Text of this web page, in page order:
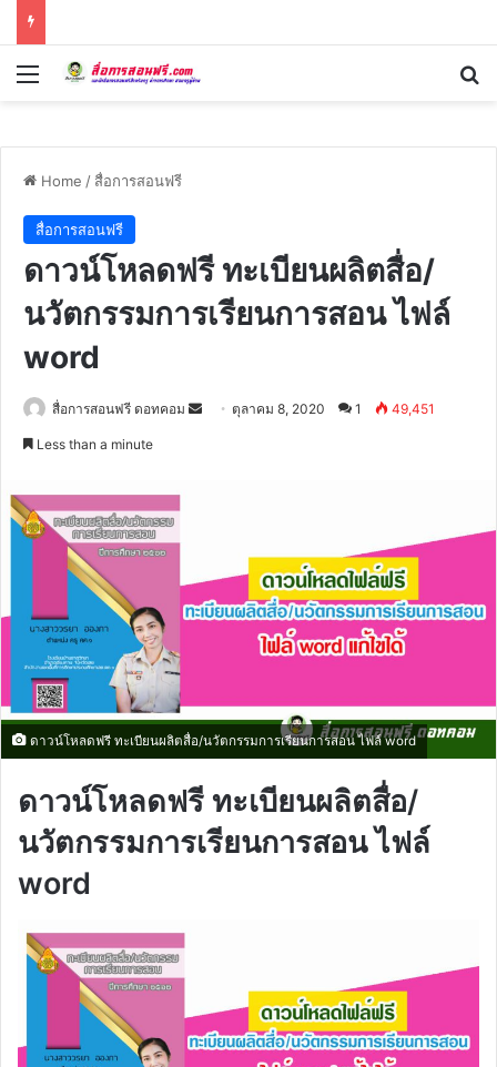
Menu
Home / สื่อการสอนฟรี
สื่อการสอนฟรี
ดาวน์โหลดฟรี ทะเบียนผลิตสื่อ/
นวัตกรรมการเรียนการสอน ไฟล์
word
สื่อการสอนฟรี ดอทคอม
Send ตุลาคม 8, 2020 1 49,451
Less than a minute
ดาวน์โหลดฟรี ทะเบียนผลิตสื่อ/นวัตกรรมการเรียนการสอน ไฟล์ word
ดาวน์โหลดฟรี ทะเบียนผลิตสื่อ/
นวัตกรรมการเรียนการสอน ไฟล์
word